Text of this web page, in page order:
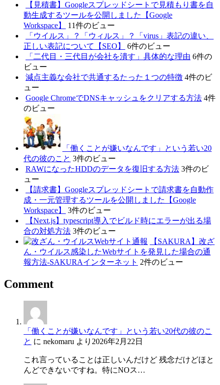
【見積書】Googleスプレッドシートで見積もり書を自
動生成するツールを公開しました【Google
Workspace】
11件のビュー
「ウイルス」？「ウィルス」？「virus」表記の違い、
正しい表記について【SEO】
6件のビュー
「二代目・三代目が会社を潰す」具体的な理由 6件の
ビュー
減点主義な会社で共通するたった１つの特徴 4件のビ
ュー
Google ChromeでDNSキャッシュをクリアする方法 4件
のビュー
「働くことが嫌いなんです」という若い20
代の彼のこと 3件のビュー
RAWになったHDDのデータを復旧する方法 3件のビ
ュー
【請求書】Googleスプレッドシートで請求書を自動作
成・一元管理するツールを公開しました【Google
Workspace】
3件のビュー
【Next.js】typescript導入でビルド時にエラーが出る場
合の対処方法 3件のビュー
【SAKURA】改ざ
ん・ウイルス感染したWebサイトを発見した場合の通
報方法-SAKURAインターネット 2件のビュー
Comment
「働くことが嫌いなんです」という若い20代の彼のこ
と に nekomaru より 2026年2月22日
これ言っていることは正しいんだけど 残念だけどほと
んどできないですね。特にNOス…